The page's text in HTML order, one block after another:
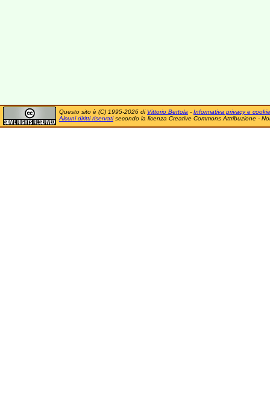
Questo sito è (C) 1995-2026 di Vittorio Bertola - Informativa privacy e cookie
Alcuni diritti riservatisecondo la licenza Creative Commons Attribuzione -